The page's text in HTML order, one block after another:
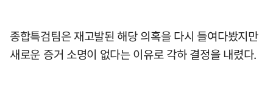
종합특검팀은 재고발된 해당 의혹을 다시 들여다봤지만
새로운 증거 소명이 없다는 이유로 각하 결정을 내렸다.